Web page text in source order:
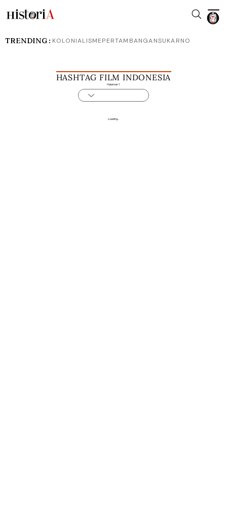
HASHTAG FILM INDONESIA
Halaman 1
Loading...
TRENDING : KOLONIALISMEPERTAMBANGANSUKARNO